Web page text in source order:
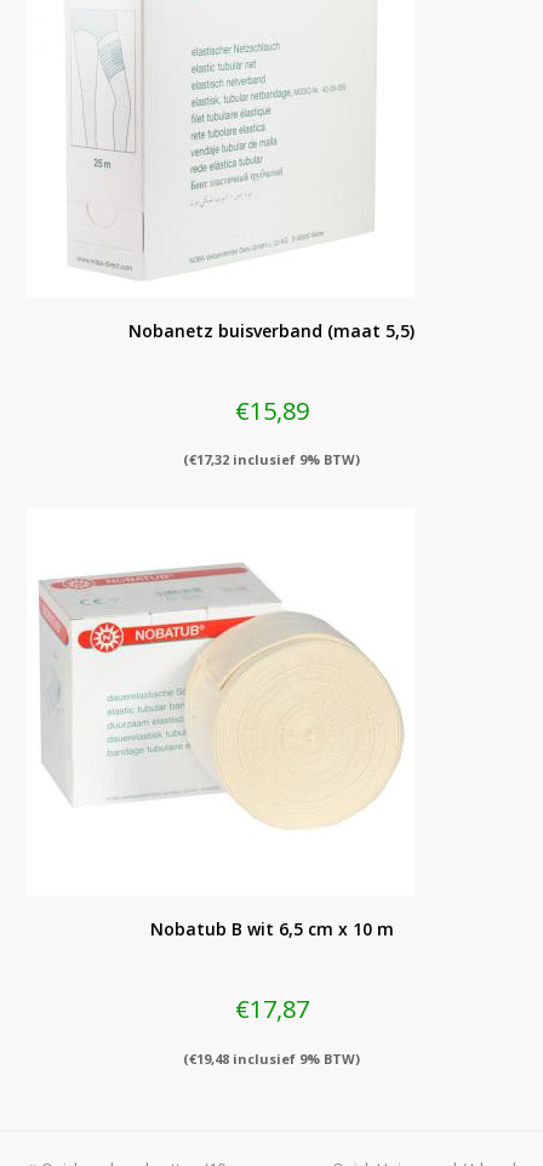
Nobanetz buisverband (maat 5,5)
€15,89
(€17,32 inclusief 9% BTW)
Nobatub B wit 6,5 cm x 10 m
€17,87
(€19,48 inclusief 9% BTW)